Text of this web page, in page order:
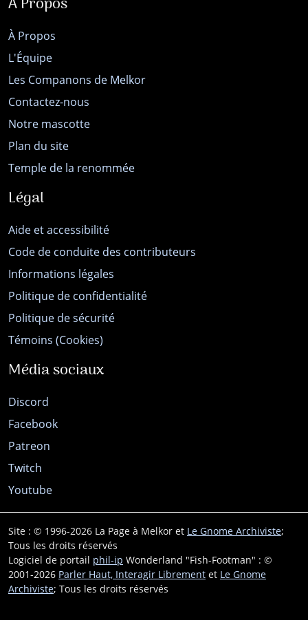
À Propos
L'Équipe
Les Companons de Melkor
Contactez-nous
Notre mascotte
Plan du site
Temple de la renommée
Légal
Aide et accessibilité
Code de conduite des contributeurs
Informations légales
Politique de confidentialité
Politique de sécurité
Témoins (Cookies)
Média sociaux
Discord
Facebook
Patreon
Twitch
Youtube
Site : © 1996-2026 La Page à Melkor et Le Gnome Archiviste;
Tous les droits réservés
Logiciel de portail phil-ip Wonderland "Fish-Footman" : ©
2001-2026 Parler Haut, Interagir Librement et Le Gnome
Archiviste; Tous les droits réservés